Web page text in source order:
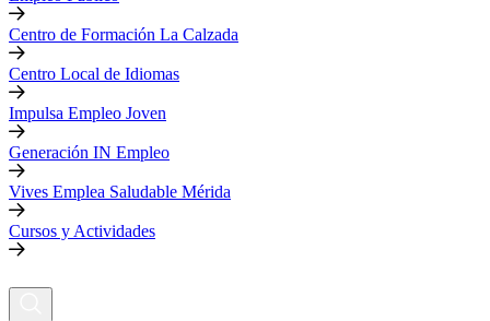
Centro de Formación La Calzada
Centro Local de Idiomas
Impulsa Empleo Joven
Generación IN Empleo
Vives Emplea Saludable Mérida
Cursos y Actividades